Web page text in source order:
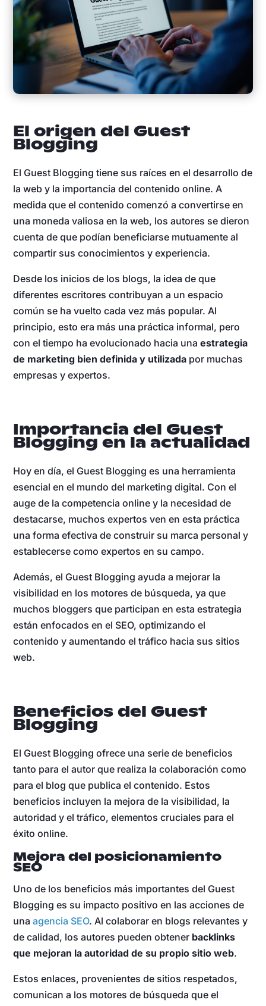
El origen del Guest
Blogging
El Guest Blogging tiene sus raíces en el desarrollo de
la web y la importancia del contenido online. A
medida que el contenido comenzó a convertirse en
una moneda valiosa en la web, los autores se dieron
cuenta de que podían beneficiarse mutuamente al
compartir sus conocimientos y experiencia.
Desde los inicios de los blogs, la idea de que
diferentes escritores contribuyan a un espacio
común se ha vuelto cada vez más popular. Al
principio, esto era más una práctica informal, pero
con el tiempo ha evolucionado hacia unaestrategia
de marketing bien definida y utilizada por muchas
empresas y expertos.
Importancia del Guest
Blogging en la actualidad
Hoy en día, el Guest Blogging es una herramienta
esencial en el mundo del marketing digital. Con el
auge de la competencia online y la necesidad de
destacarse, muchos expertos ven en esta práctica
una forma efectiva de construir su marca personal y
establecerse como expertos en su campo.
Además, el Guest Blogging ayuda a mejorar la
visibilidad en los motores de búsqueda, ya que
muchos bloggers que participan en esta estrategia
están enfocados en el SEO, optimizando el
contenido y aumentando el tráfico hacia sus sitios
web.
Beneficios del Guest
Blogging
El Guest Blogging ofrece una serie de beneficios
tanto para el autor que realiza la colaboración como
para el blog que publica el contenido. Estos
beneficios incluyen la mejora de la visibilidad, la
autoridad y el tráfico, elementos cruciales para el
éxito online.
Mejora del posicionamiento
SEO
Uno de los beneficios más importantes del Guest
Blogging es su impacto positivo en las acciones de
unaagencia SEO. Al colaborar en blogs relevantes y
de calidad, los autores pueden obtener backlinks
que mejoran la autoridad de su propio sitio web.
Estos enlaces, provenientes de sitios respetados,
comunican a los motores de búsqueda que el